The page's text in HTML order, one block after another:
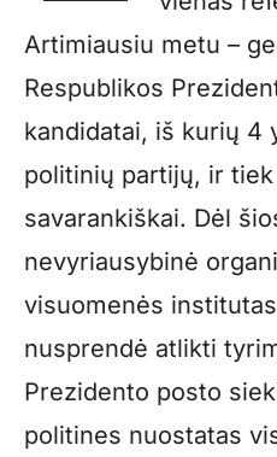
Artimiausiu metu –
Respublikos
kandidatai, iš kurių 4
politinių partijų, ir
savarankiškai. Dėl
nevyriausybinė
visuomenės
nusprendė atlikti
Prezidento posto
politines nuostatas